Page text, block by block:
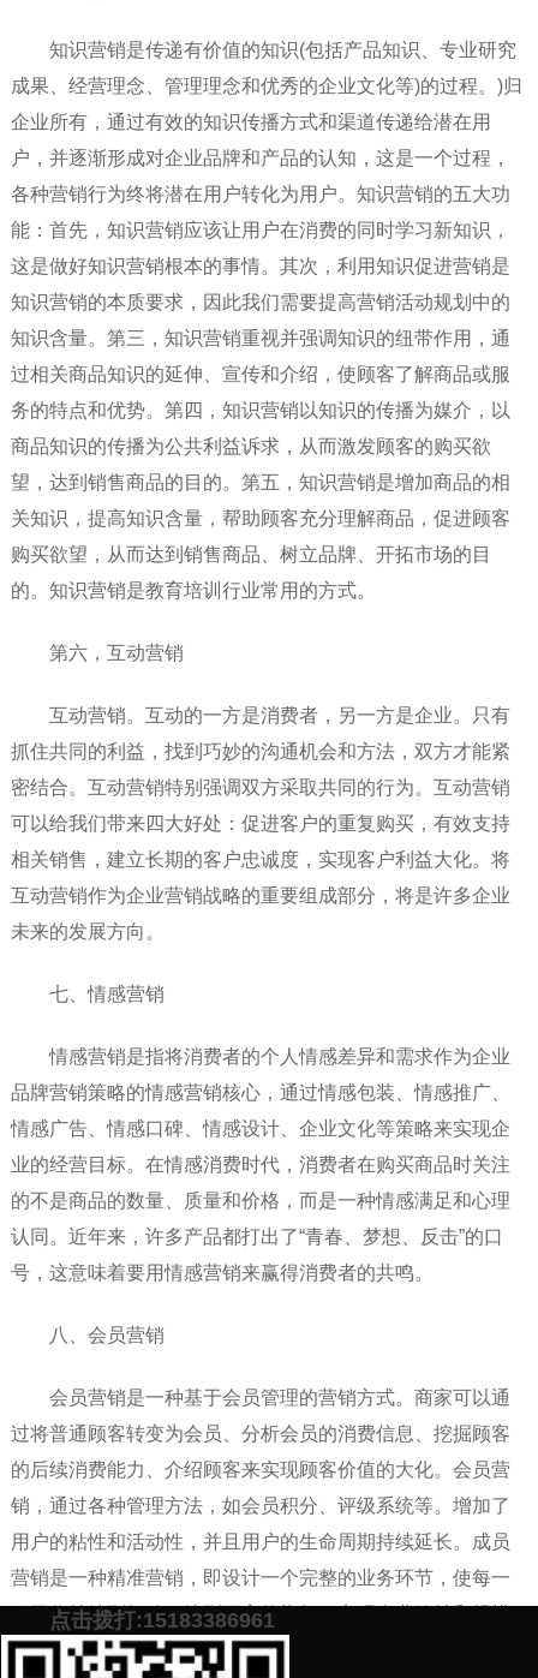
知识营销是传递有价值的知识(包括产品知识、专业研究
成果、经营理念、管理理念和优秀的企业文化等)的过程。)归
企业所有，通过有效的知识传播方式和渠道传递给潜在用
户，并逐渐形成对企业品牌和产品的认知，这是一个过程，
各种营销行为终将潜在用户转化为用户。知识营销的五大功
能：首先，知识营销应该让用户在消费的同时学习新知识，
这是做好知识营销根本的事情。其次，利用知识促进营销是
知识营销的本质要求，因此我们需要提高营销活动规划中的
知识含量。第三，知识营销重视并强调知识的纽带作用，通
过相关商品知识的延伸、宣传和介绍，使顾客了解商品或服
务的特点和优势。第四，知识营销以知识的传播为媒介，以
商品知识的传播为公共利益诉求，从而激发顾客的购买欲
望，达到销售商品的目的。第五，知识营销是增加商品的相
关知识，提高知识含量，帮助顾客充分理解商品，促进顾客
购买欲望，从而达到销售商品、树立品牌、开拓市场的目
的。知识营销是教育培训行业常用的方式。
第六，互动营销
互动营销。互动的一方是消费者，另一方是企业。只有
抓住共同的利益，找到巧妙的沟通机会和方法，双方才能紧
密结合。互动营销特别强调双方采取共同的行为。互动营销
可以给我们带来四大好处：促进客户的重复购买，有效支持
相关销售，建立长期的客户忠诚度，实现客户利益大化。将
互动营销作为企业营销战略的重要组成部分，将是许多企业
未来的发展方向。
七、情感营销
情感营销是指将消费者的个人情感差异和需求作为企业
品牌营销策略的情感营销核心，通过情感包装、情感推广、
情感广告、情感口碑、情感设计、企业文化等策略来实现企
业的经营目标。在情感消费时代，消费者在购买商品时关注
的不是商品的数量、质量和价格，而是一种情感满足和心理
认同。近年来，许多产品都打出了“青春、梦想、反击”的口
号，这意味着要用情感营销来赢得消费者的共鸣。
八、会员营销
会员营销是一种基于会员管理的营销方式。商家可以通
过将普通顾客转变为会员、分析会员的消费信息、挖掘顾客
的后续消费能力、介绍顾客来实现顾客价值的大化。会员营
销，通过各种管理方法，如会员积分、评级系统等。增加了
用户的粘性和活动性，并且用户的生命周期持续延长。成员
营销是一种精准营销，即设计一个完整的业务环节，使每一
项工作持续到极致，达到更高的指标，实现企业效益和规模
的不断扩大。成员营销也是一种约束消费者的手段，在新媒
点击拨打:15183386961